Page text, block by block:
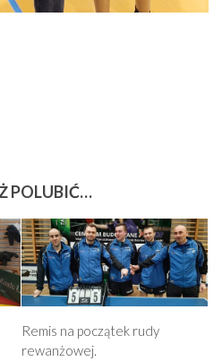
POLUBIĆ…
Remis na początek rudy
rewanżowej.